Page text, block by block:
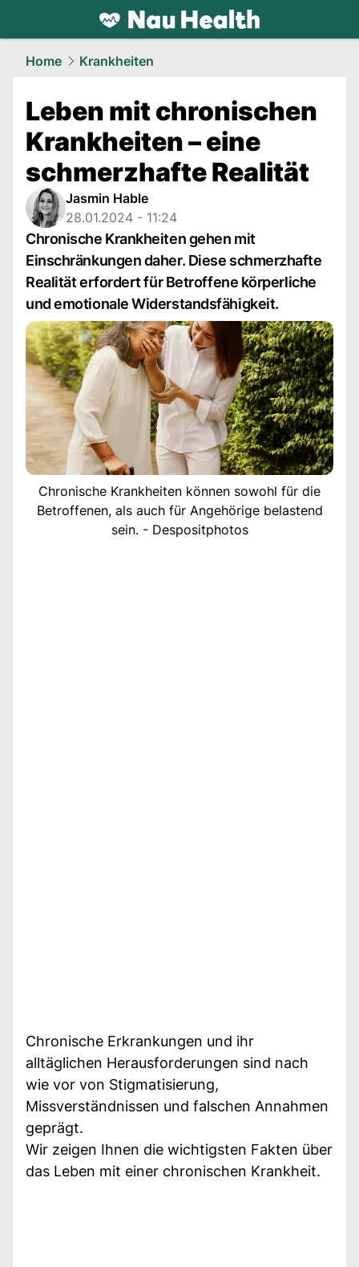
health.NAU.ch
Home Krankheiten
Leben mit chronischen
Krankheiten – eine
schmerzhafte Realität
Jasmin Hable
28.01.2024 - 11:24
Chronische Krankheiten gehen mit
Einschränkungen daher. Diese schmerzhafte
Realität erfordert für Betroffene körperliche
und emotionale Widerstandsfähigkeit.
Chronische Krankheiten können sowohl für die
Betroffenen, als auch für Angehörige belastend
sein. - Despositphotos
Chronische Erkrankungen und ihr
alltäglichen Herausforderungen sind nach
wie vor von Stigmatisierung,
Missverständnissen und falschen Annahmen
geprägt.
Wir zeigen Ihnen die wichtigsten Fakten über
das Leben mit einer chronischen Krankheit.